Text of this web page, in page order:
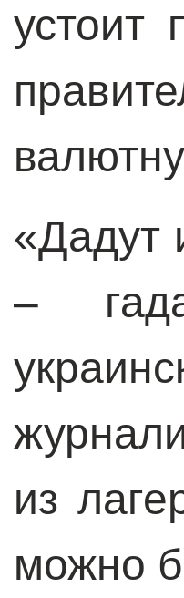
устоит
«Дадут
–
из
можно